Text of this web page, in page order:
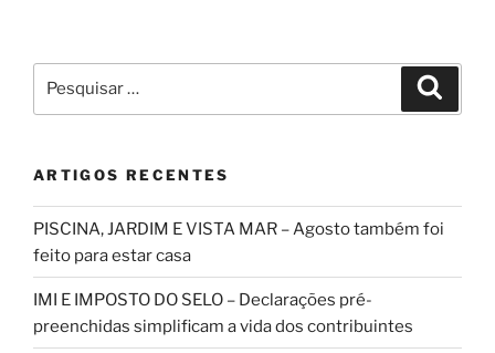
por:
ARTIGOS RECENTES
PISCINA, JARDIM E VISTA MAR – Agosto também foi
feito para estar casa
IMI E IMPOSTO DO SELO – Declarações pré-
preenchidas simplificam a vida dos contribuintes